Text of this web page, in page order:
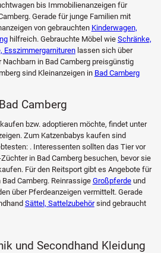
bis Immobilienanzeigen für
Gerade für junge Familien mit
von gebrauchten Kinderwagen,
hilfreich. Gebrauchte Möbel wie Schränke,
Esszimmergarniturenlassen sich über
in Bad Camberg preisgünstig
sind Kleinanzeigen in Bad Camberg
Camberg
bzw. adoptieren möchte, findet unter
Zum Katzenbabys kaufen sind
. Interessenten sollten das Tier vor
in Bad Camberg besuchen, bevor sie
Für den Reitsport gibt es Angebote für
Camberg. ReinrassigeGroßpferdeund
über Pferdeanzeigen vermittelt. Gerade
Sättel, Sattelzubehörsind gebraucht
und Secondhand Kleidung